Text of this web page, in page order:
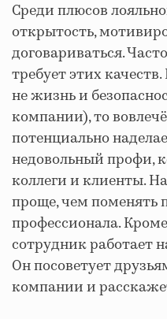
Среди плюсов
открытость,
договариваться.
требует этих
не жизнь и
компании), то
потенциально
недовольный профи,
коллеги и клиенты.
проще, чем поменять
профессионала.
сотрудник работает
Он посоветует
компании и